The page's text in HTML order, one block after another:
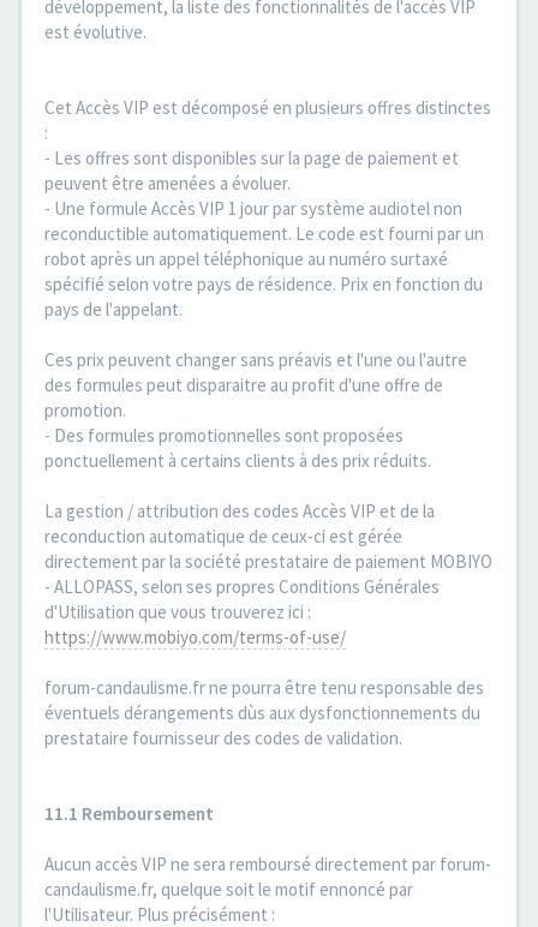
développement, la liste des fonctionnalités de l'accès VIP
est évolutive.
Cet Accès VIP est décomposé en plusieurs offres distinctes
:
- Les offres sont disponibles sur la page de paiement et
peuvent être amenées a évoluer.
- Une formule Accès VIP 1 jour par système audiotel non
reconductible automatiquement. Le code est fourni par un
robot après un appel téléphonique au numéro surtaxé
spécifié selon votre pays de résidence. Prix en fonction du
pays de l'appelant.
Ces prix peuvent changer sans préavis et l'une ou l'autre
des formules peut disparaitre au profit d'une offre de
promotion.
- Des formules promotionnelles sont proposées
ponctuellement à certains clients à des prix réduits.
La gestion / attribution des codes Accès VIP et de la
reconduction automatique de ceux-ci est gérée
directement par la société prestataire de paiement MOBIYO
- ALLOPASS, selon ses propres Conditions Générales
d'Utilisation que vous trouverez ici :
https://www.mobiyo.com/terms-of-use/
forum-candaulisme.fr ne pourra être tenu responsable des
éventuels dérangements dùs aux dysfonctionnements du
prestataire fournisseur des codes de validation.
11.1 Remboursement
Aucun accès VIP ne sera remboursé directement par forum-
candaulisme.fr, quelque soit le motif ennoncé par
l'Utilisateur. Plus précisément :